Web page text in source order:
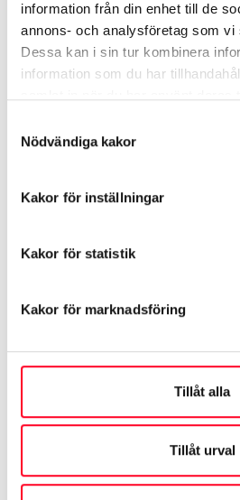
information från din enhet till de
annons- och analysföretag som vi
Dessa kan i sin tur kombinera
information som du har
Nödvändiga kakor
Kakor för inställningar
Kakor för statistik
Kakor för marknadsföring
Tillåt alla
Tillåt urval
Basuppgifter Funktioner
bZ4X
Växellåda
tillverkaren
Visa mer